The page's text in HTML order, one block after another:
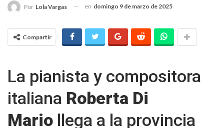
Por Lola Vargas en domingo 9 de marzo de 2025
Compartir
La pianista y compositora
italiana Roberta Di
Mario llega a la provincia